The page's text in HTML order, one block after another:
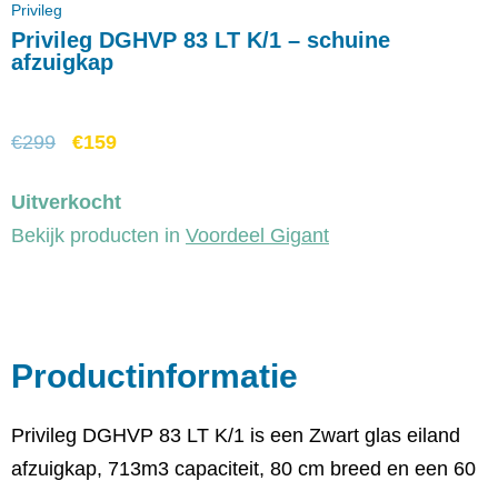
Privileg
Privileg DGHVP 83 LT K/1 – schuine
afzuigkap
€299 €159
Uitverkocht
Bekijk producten in Voordeel Gigant
Productinformatie
Privileg DGHVP 83 LT K/1 is een Zwart glas eiland
afzuigkap, 713m3 capaciteit, 80 cm breed en een 60